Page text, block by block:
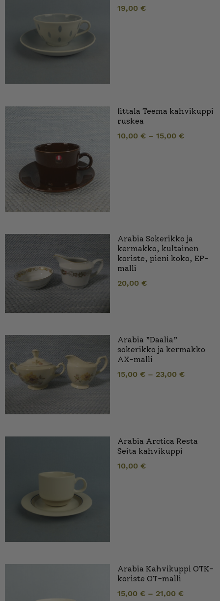
19,00 €
Iittala Teema kahvikuppi
ruskea
10,00 € – 15,00 €
Arabia Sokerikko ja
kermakko, kultainen
koriste, pieni koko, EP-
malli
20,00 €
Arabia ”Daalia”
sokerikko ja kermakko
AX-malli
15,00 € – 23,00 €
Arabia Arctica Resta
Seita kahvikuppi
10,00 €
Arabia Kahvikuppi OTK-
koriste OT-malli
15,00 € – 21,00 €